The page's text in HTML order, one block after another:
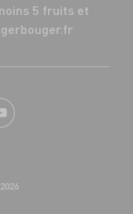
5 fruits et